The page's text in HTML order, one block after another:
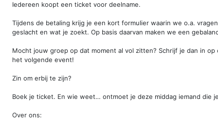
Iedereen koopt een ticket voor deelname.
Tijdens de betaling krijg je een kort formulier waarin we o.a.
geslacht en wat je zoekt. Op basis daarvan maken we een
Mocht jouw groep op dat moment al vol zitten? Schrijf je dan in
het volgende event!
Zin om erbij te zijn?
Boek je ticket. En wie weet… ontmoet je deze middag iemand die
Over ons: